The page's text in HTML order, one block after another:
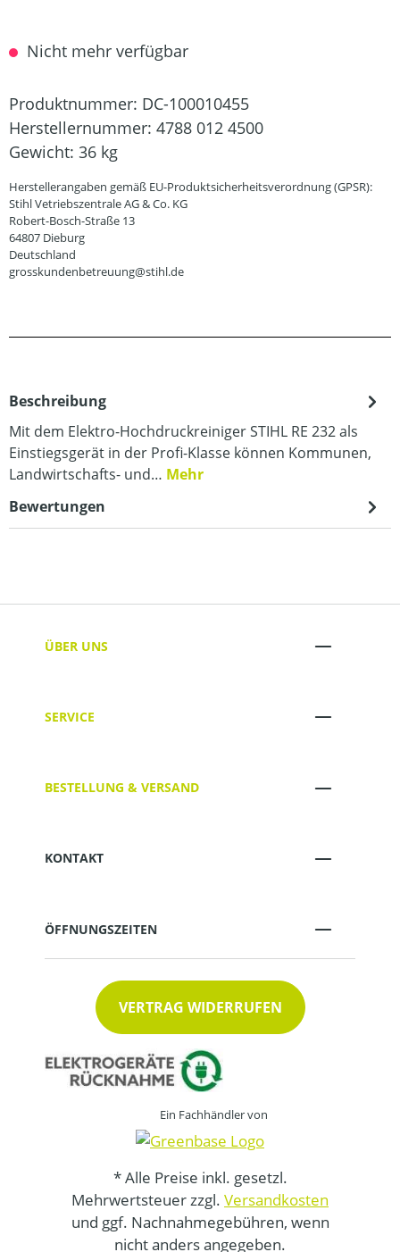
Nicht mehr verfügbar
Produktnummer: DC-100010455
Herstellernummer: 4788 012 4500
Gewicht: 36 kg
Herstellerangaben gemäß EU-Produktsicherheitsverordnung (GPSR):
Stihl Vetriebszentrale AG & Co. KG
Robert-Bosch-Straße 13
64807 Dieburg
Deutschland
grosskundenbetreuung@stihl.de
Beschreibung
Mit dem Elektro-Hochdruckreiniger STIHL RE 232 als
Einstiegsgerät in der Profi-Klasse können Kommunen,
Landwirtschafts- und… Mehr
Bewertungen
ÜBER UNS
SERVICE
BESTELLUNG & VERSAND
KONTAKT
ÖFFNUNGSZEITEN
VERTRAG WIDERRUFEN
Ein Fachhändler von
* Alle Preise inkl. gesetzl.
Mehrwertsteuer zzgl. Versandkosten
und ggf. Nachnahmegebühren, wenn
nicht anders angegeben.